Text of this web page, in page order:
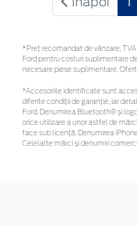
*Preţ recomandat de vânzare,
Ford pentru costuri suplimentare
necesare piese suplimentare.
*Accesoriile identificate sunt
diferite condiții de garanție, iar
Ford. Denumirea Bluetooth® și
orice utilizare a unor astfel de
face sub licență. Denumirea
Celelalte mărci și denumiri